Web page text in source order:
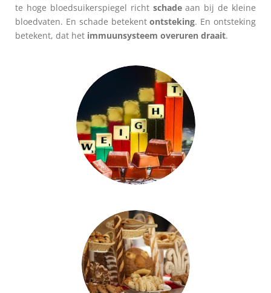
te hoge bloedsuikerspiegel richt schadeaan bij de kleine
bloedvaten. En schade betekentontsteking. En ontsteking
betekent, dat het immuunsysteem overuren draait.